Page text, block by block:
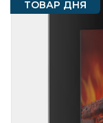
ТОВАР ДНЯ